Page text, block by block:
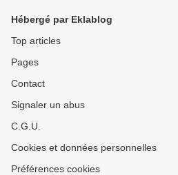
Hébergé par Eklablog
Top articles
Pages
Contact
Signaler un abus
C.G.U.
Cookies et données personnelles
Préférences cookies